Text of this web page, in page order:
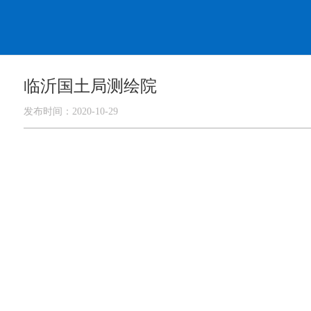
临沂国土局测绘院
发布时间：2020-10-29